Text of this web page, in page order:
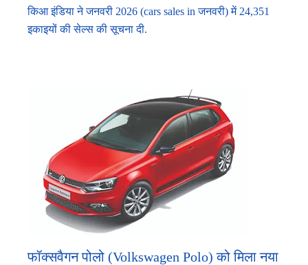
किआ इंडिया ने जनवरी 2026 (cars sales in जनवरी) में 24,351
इकाइयों की सेल्स की सूचना दी.
फॉक्सवैगन पोलो (Volkswagen Polo) को मिला नया